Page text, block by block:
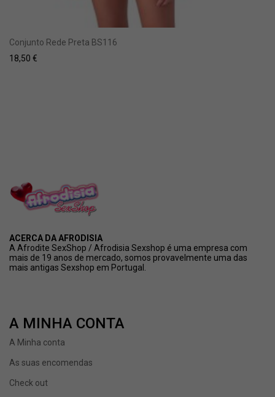
Conjunto Rede Preta BS116
18,50 €
ACERCA DA AFRODISIA
A Afrodite SexShop / Afrodisia Sexshop é uma empresa com
mais de 19 anos de mercado, somos provavelmente uma das
mais antigas Sexshop em Portugal.
A MINHA CONTA
A Minha conta
As suas encomendas
Check out